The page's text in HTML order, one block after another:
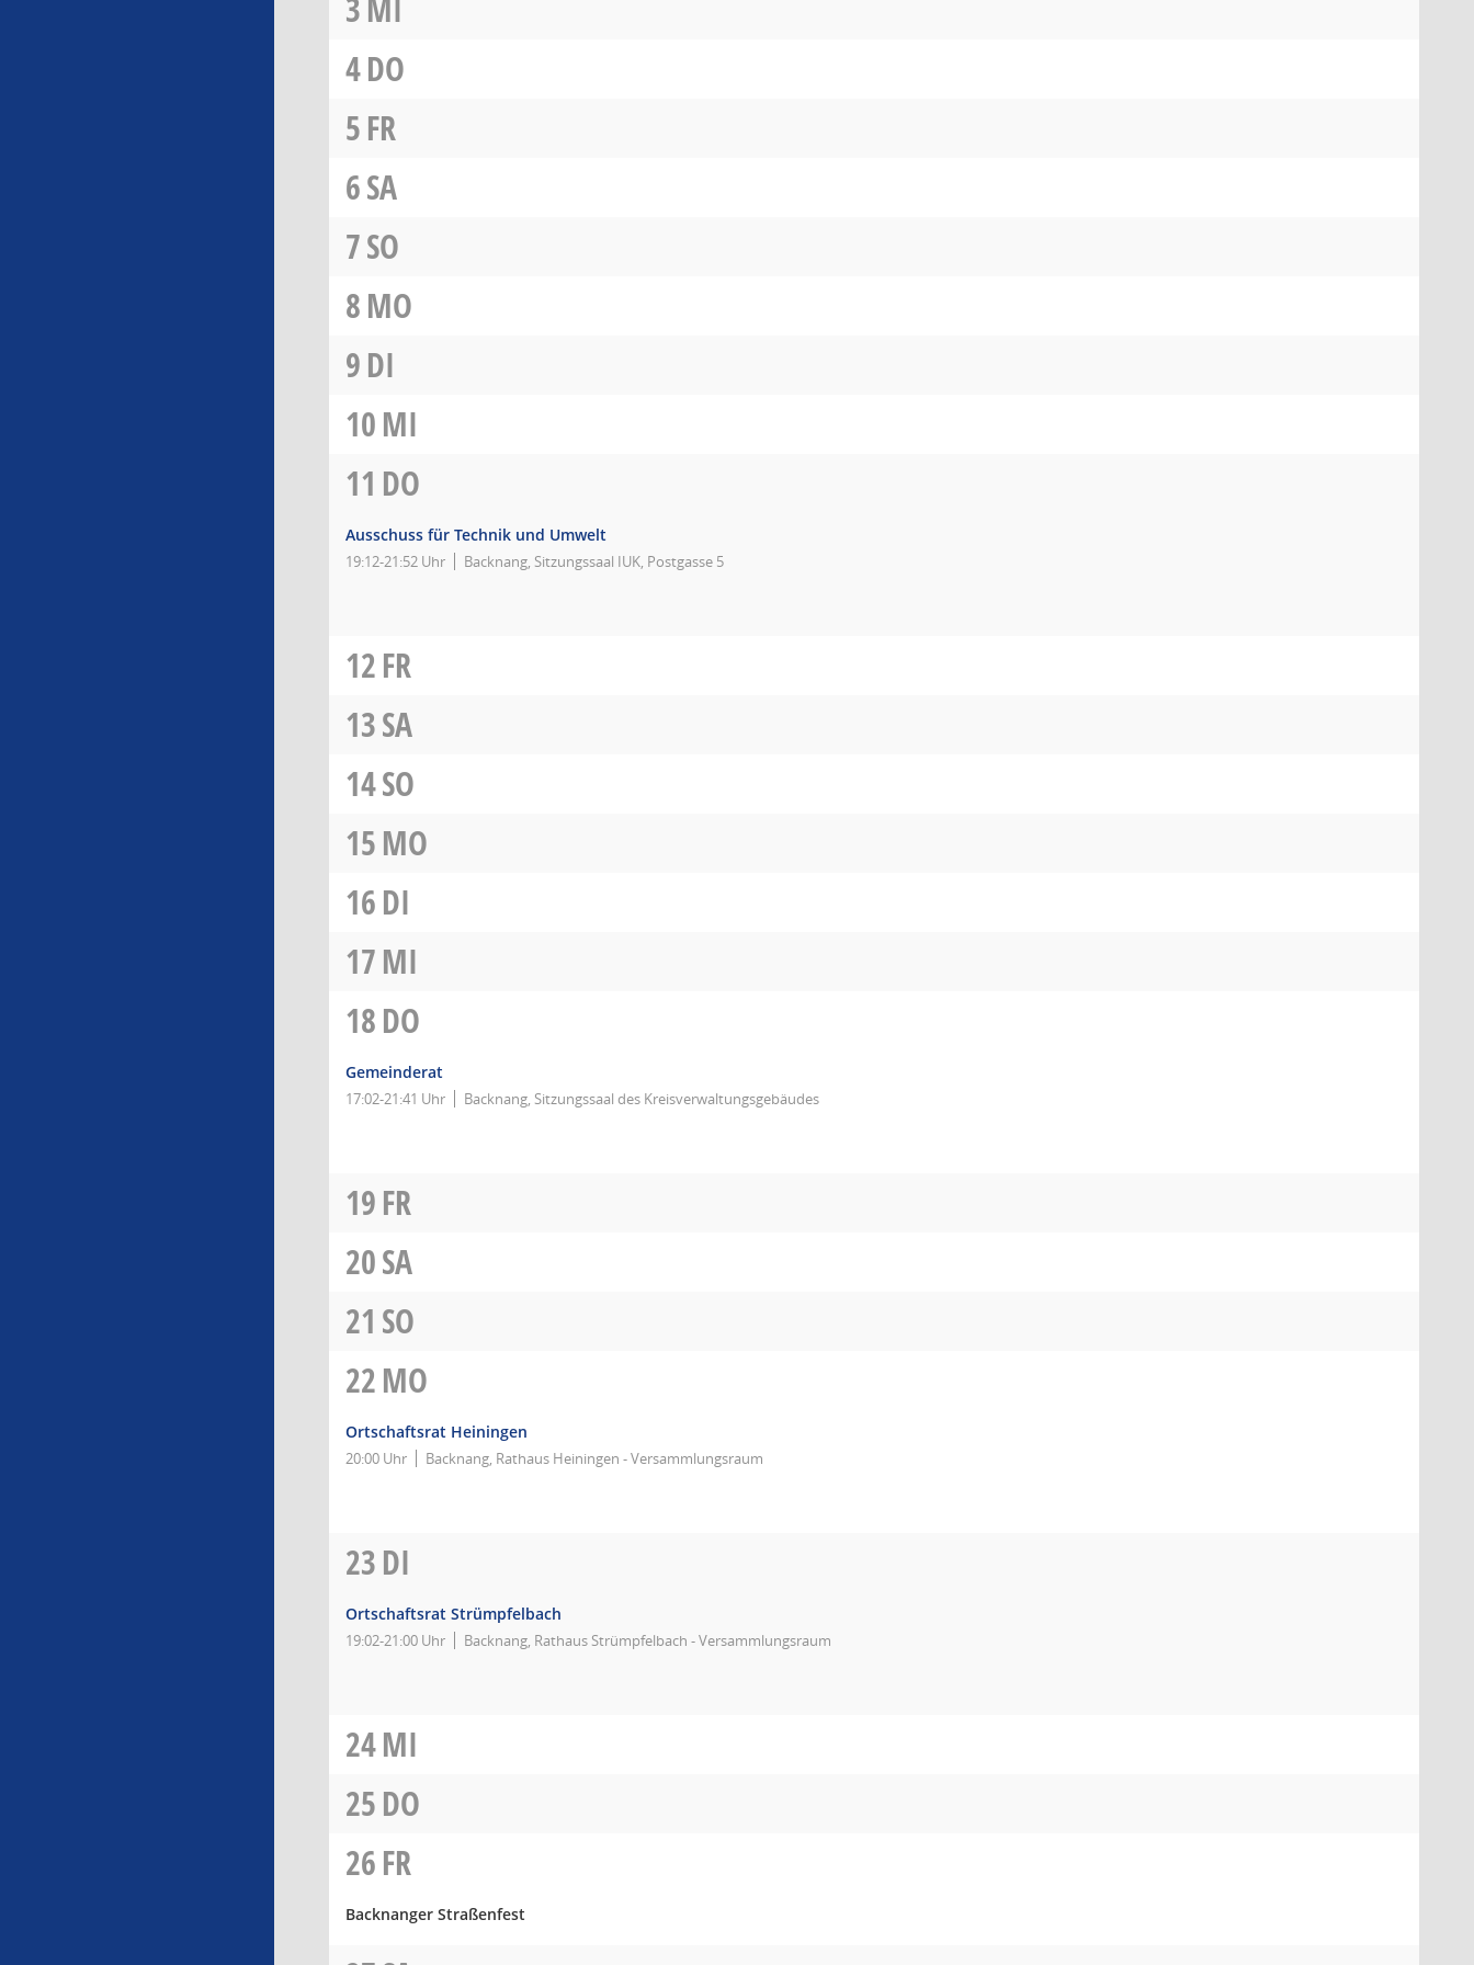
3 MI
4DO
5FR
6SA
7SO
8MO
9DI
10MI
11 DO
Ausschuss für Technik und Umwelt
19:12-21:52 Uhr Backnang, Sitzungssaal IUK, Postgasse 5
12FR
13SA
14SO
15MO
16DI
17MI
18DO
Gemeinderat
17:02-21:41 Uhr Backnang, Sitzungssaal des Kreisverwaltungsgebäudes
19FR
20SA
21 SO
22MO
Ortschaftsrat Heiningen
20:00 Uhr Backnang, Rathaus Heiningen - Versammlungsraum
23DI
Ortschaftsrat Strümpfelbach
19:02-21:00 Uhr Backnang, Rathaus Strümpfelbach - Versammlungsraum
24MI
25DO
26FR
Backnanger Straßenfest